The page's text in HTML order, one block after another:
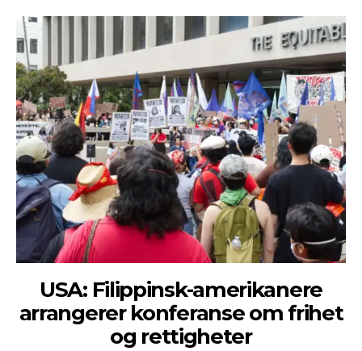
USA: Filippinsk-amerikanere
arrangerer konferanse om frihet
og rettigheter